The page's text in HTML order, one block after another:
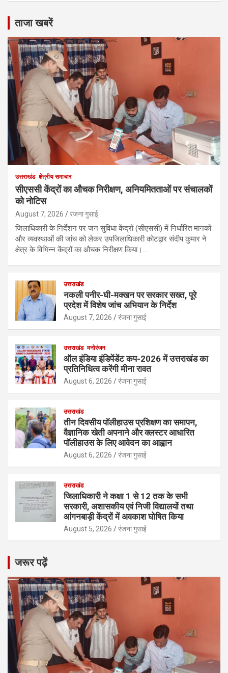
ताजा खबरें
उत्तराखंड क्षेत्रीय समाचार
सीएससी केंद्रों का औचक निरीक्षण, अनियमितताओं पर संचालकों
को नोटिस
August 7, 2026 रंजना गुसाई
जिलाधिकारी के निर्देशन पर जन सुविधा केंद्रों (सीएससी) में निर्धारित मानकों
और व्यवस्थाओं की जांच को लेकर उपजिलाधिकारी कोटद्वार संदीप कुमार ने
क्षेत्र के विभिन्न केंद्रों का औचक निरीक्षण किया।…
उत्तराखंड
नकली पनीर-घी-मक्खन पर सरकार सख्त, पूरे
प्रदेश में विशेष जांच अभियान के निर्देश
August 7, 2026 रंजना गुसाई
उत्तराखंड मनोरंजन
ऑल इंडिया इंडिपेंडेंट कप-2026 में उत्तराखंड का
प्रतिनिधित्व करेंगी मीना रावत
August 6, 2026 रंजना गुसाई
उत्तराखंड
तीन दिवसीय पॉलीहाउस प्रशिक्षण का समापन,
वैज्ञानिक खेती अपनाने और क्लस्टर आधारित
पॉलीहाउस के लिए आवेदन का आह्वान
August 6, 2026 रंजना गुसाई
उत्तराखंड
जिलाधिकारी ने कक्षा 1 से 12 तक के सभी
सरकारी, अशासकीय एवं निजी विद्यालयों तथा
आंगनबाड़ी केंद्रों में अवकाश घोषित किया
August 5, 2026 रंजना गुसाई
जरूर पढ़ें